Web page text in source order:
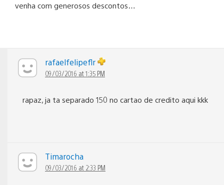
venha com generosos descontos…
rafaelfelipeflr
09/03/2016 at 1:35 PM
rapaz, ja ta separado 150 no cartao de credito aqui kkk
Timarocha
09/03/2016 at 2:33 PM